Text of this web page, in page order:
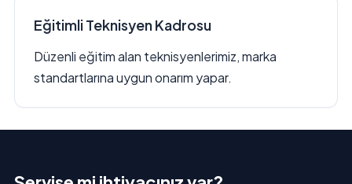
Eğitimli Teknisyen Kadrosu
Düzenli eğitim alan teknisyenlerimiz, marka
standartlarına uygun onarım yapar.